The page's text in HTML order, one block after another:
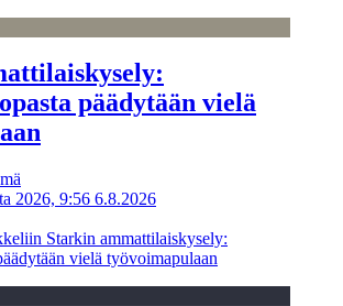
päädytään vielä
2026, 9:56 6.8.2026
Starkin ammattilaiskysely:
vielä työvoimapulaan